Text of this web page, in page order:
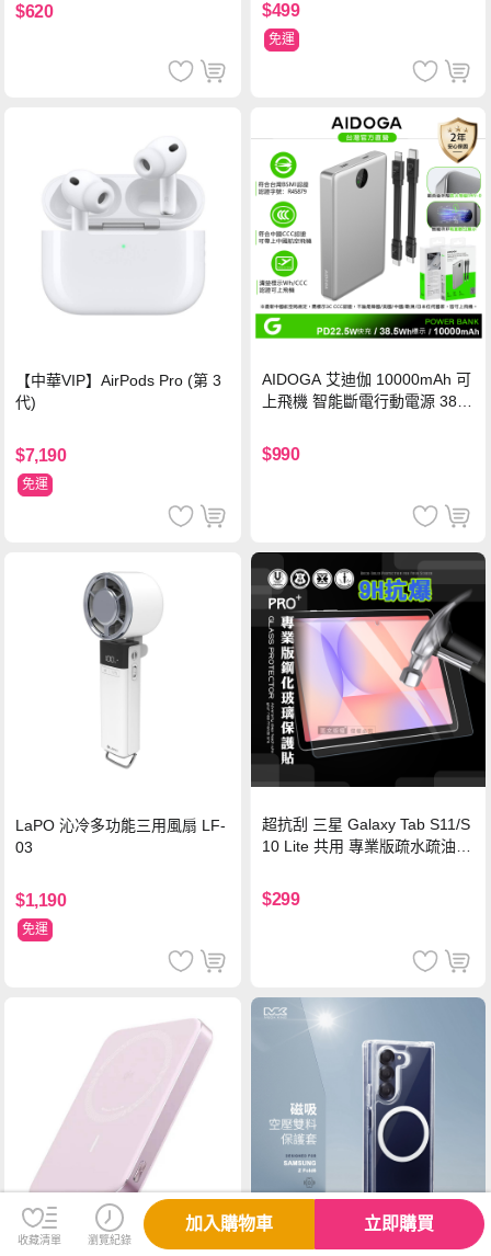
$620 $499
免運
【中華VIP】AirPods Pro (第 3
代)
$7,190
免運
AIDOGA 艾迪伽 10000mAh 可
上飛機 智能斷電行動電源 38.5
灣BSMI/中國CCC/歐美CE/FCC
認證
$990
LaPO 沁冷多功能三用風扇 LF-
03
$1,190
免運
超抗刮 三星 Galaxy Tab S11/S
10 Lite 共用 專業版疏水疏油9
$299
收藏清單 瀏覽紀錄
加入購物車 立即購買